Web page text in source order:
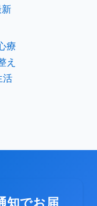
療
え
活
知でお届